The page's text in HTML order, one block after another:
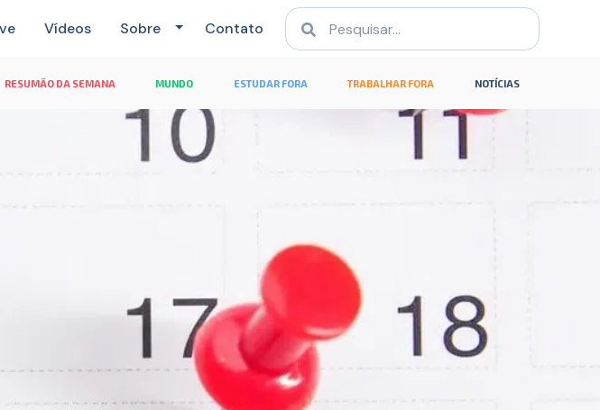
Vídeos Sobre Contato
RESUMÃO DA SEMANA MUNDO ESTUDAR FORA TRABALHAR FORA NOTÍCIAS